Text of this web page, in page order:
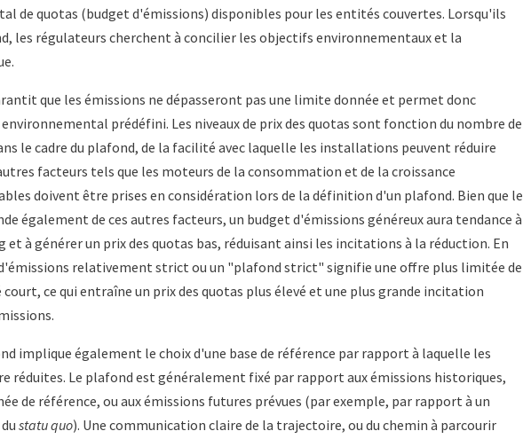
de quotas (budget d'émissions) disponibles pour les entités couvertes. Lorsqu'ils
les régulateurs cherchent à concilier les objectifs environnementaux et la
que les émissions ne dépasseront pas une limite donnée et permet donc
prédéfini. Les niveaux de prix des quotas sont fonction du nombre de
le cadre du plafond, de la facilité avec laquelle les installations peuvent réduire
facteurs tels que les moteurs de la consommation et de la croissance
doivent être prises en considération lors de la définition d'un plafond. Bien que le
également de ces autres facteurs, un budget d'émissions généreux aura tendance à
et à générer un prix des quotas bas, réduisant ainsi les incitations à la réduction. En
relativement strict ou un "plafond strict" signifie une offre plus limitée de
court, ce qui entraîne un prix des quotas plus élevé et une plus grande incitation
implique également le choix d'une base de référence par rapport à laquelle les
réduites. Le plafond est généralement fixé par rapport aux émissions historiques,
de référence, ou aux émissions futures prévues (par exemple, par rapport à un
statu quo). Une communication claire de la trajectoire, ou du chemin à parcourir